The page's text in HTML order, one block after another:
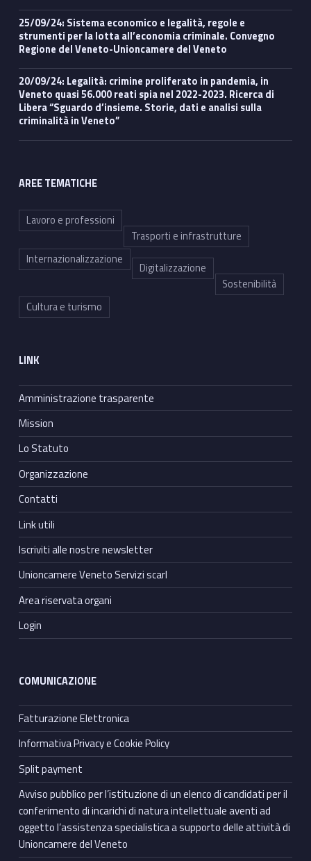
25/09/24: Sistema economico e legalità, regole e
strumenti per la lotta all’economia criminale. Convegno
Regione del Veneto-Unioncamere del Veneto
20/09/24: Legalità: crimine proliferato in pandemia, in
Veneto quasi 56.000 reati spia nel 2022-2023. Ricerca di
Libera “Sguardo d’insieme. Storie, dati e analisi sulla
criminalità in Veneto”
AREE TEMATICHE
Lavoro e professioni
Trasporti e infrastrutture
Internazionalizzazione
Digitalizzazione
Sostenibilità
Cultura e turismo
LINK
Amministrazione trasparente
Mission
Lo Statuto
Organizzazione
Contatti
Link utili
Iscriviti alle nostre newsletter
Unioncamere Veneto Servizi scarl
Area riservata organi
Login
COMUNICAZIONE
Fatturazione Elettronica
Informativa Privacy e Cookie Policy
Split payment
Avviso pubblico per l’istituzione di un elenco di candidati per il
conferimento di incarichi di natura intellettuale aventi ad
oggetto l’assistenza specialistica a supporto delle attività di
Unioncamere del Veneto